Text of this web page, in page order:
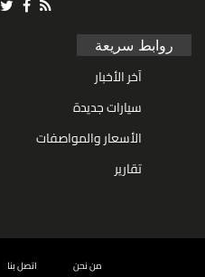
روابط سريعة
آخر الأخبار
سيارات جديدة
الأسعار والمواصفات
تقارير
من نحن اتصل بنا